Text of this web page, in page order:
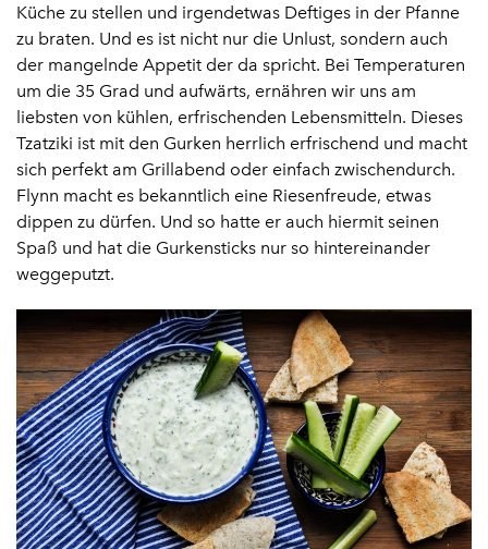
Küche zu stellen und irgendetwas Deftiges in der Pfanne
zu braten. Und es ist nicht nur die Unlust, sondern auch
der mangelnde Appetit der da spricht. Bei Temperaturen
um die 35 Grad und aufwärts, ernähren wir uns am
liebsten von kühlen, erfrischenden Lebensmitteln. Dieses
Tzatziki ist mit den Gurken herrlich erfrischend und macht
sich perfekt am Grillabend oder einfach zwischendurch.
Flynn macht es bekanntlich eine Riesenfreude, etwas
dippen zu dürfen. Und so hatte er auch hiermit seinen
Spaß und hat die Gurkensticks nur so hintereinander
weggeputzt.